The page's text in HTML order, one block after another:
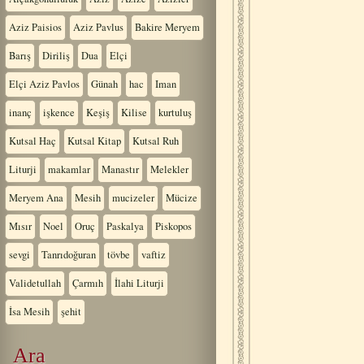
Aziz Paisios Aziz Pavlus Bakire Meryem
Barış Diriliş Dua Elçi
Elçi Aziz Pavlos Günah hac Iman
inanç işkence Keşiş Kilise kurtuluş
Kutsal Haç Kutsal Kitap Kutsal Ruh
Liturji makamlar Manastır Melekler
Meryem Ana Mesih mucizeler Mücize
Mısır Noel Oruç Paskalya Piskopos
sevgi Tanrıdoğuran tövbe vaftiz
Validetullah Çarmıh İlahi Liturji
İsa Mesih şehit
Ara